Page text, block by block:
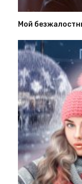
Мой